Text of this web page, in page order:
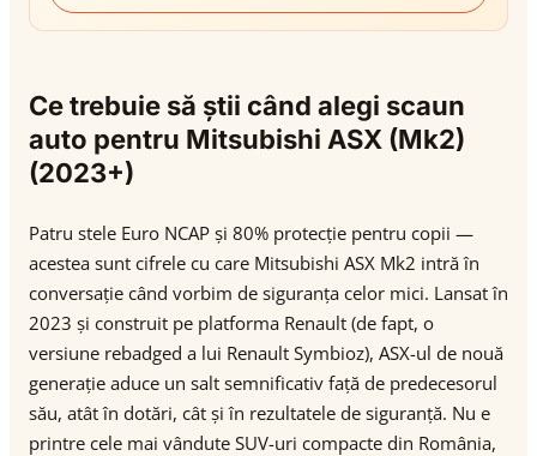
Ce trebuie să știi când alegi scaun
auto pentru Mitsubishi ASX (Mk2)
(2023+)
Patru stele Euro NCAP și 80% protecție pentru copii —
acestea sunt cifrele cu care Mitsubishi ASX Mk2 intră în
conversație când vorbim de siguranța celor mici. Lansat în
2023 și construit pe platforma Renault (de fapt, o
versiune rebadged a lui Renault Symbioz), ASX-ul de nouă
generație aduce un salt semnificativ față de predecesorul
său, atât în dotări, cât și în rezultatele de siguranță. Nu e
printre cele mai vândute SUV-uri compacte din România,